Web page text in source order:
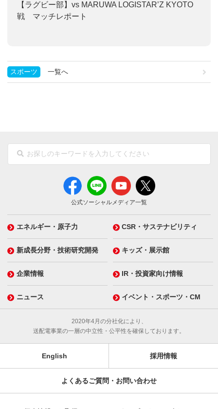
【ラグビー部】 vs MARUWA LOGISTAR’Z KYOTO
戦 マッチレポート
スポーツ 一覧へ
公式ソーシャルメディア一覧
エネルギー・原子力 CSR・サステナビリティ
新成長分野・技術研究開発 キッズ・展示館
企業情報 IR・投資家向け情報
ニュース イベント・スポーツ・CM
2020年4月の分社化により、
送配電事業の一層の中立性・公平性を確保しております。
English 採用情報
よくあるご質問・お問い合わせ